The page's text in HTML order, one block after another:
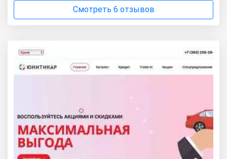
Смотреть 6 отзывов